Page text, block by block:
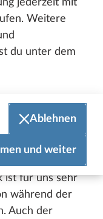
jederzeit mit
Weitere
du unter dem
Ablehnen
und weiter
stellen und ein
entwickeln. So
für den
Seminare gut
werden kann?
ist für uns sehr
während der
Auch der